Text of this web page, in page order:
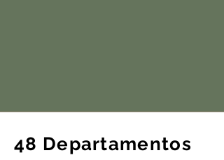
48 Departamentos